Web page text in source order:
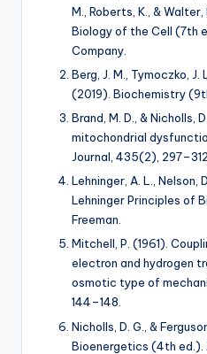
M., Roberts, K., & Walter,
Biology of the Cell (7th
Company.
Berg, J. M., Tymoczko, J.
(2019). Biochemistry
Brand, M. D., & Nicholls,
mitochondrial
Journal, 435(2),
Lehninger, A. L., Nelson,
Lehninger Principles of
Freeman.
Mitchell, P. (1961).
electron and hydrogen
osmotic type of
144–148.
Nicholls, D. G., &
Bioenergetics (4th ed.).